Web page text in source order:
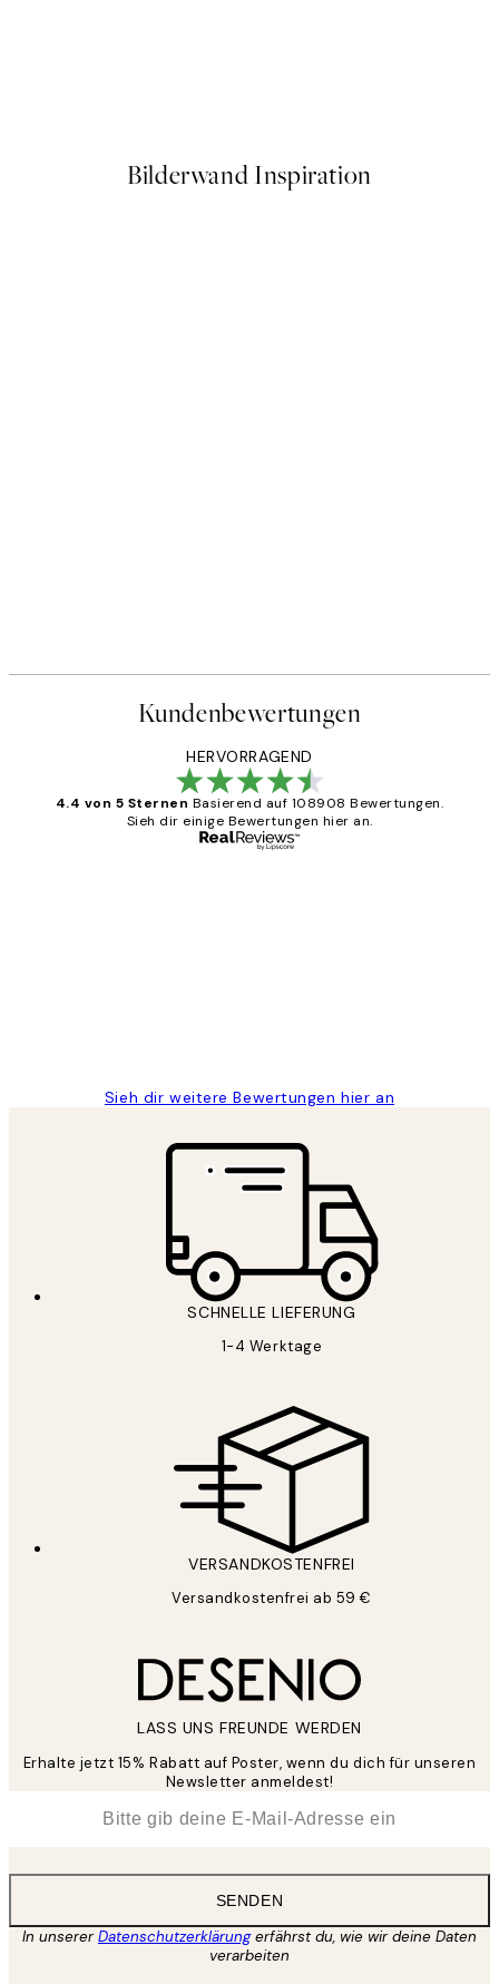
Bilderwand Inspiration
Kundenbewertungen
HERVORRAGEND
4.4 von 5 Sternen Basierend auf 108908 Bewertungen.
Sieh dir einige Bewertungen hier an.
Sieh dir weitere Bewertungen hier an
SCHNELLE LIEFERUNG
1-4 Werktage
VERSANDKOSTENFREI
Versandkostenfrei ab 59 €
LASS UNS FREUNDE WERDEN
Erhalte jetzt 15% Rabatt auf Poster, wenn du dich für unseren
Newsletter anmeldest!
SENDEN
In unsererDatenschutzerklärungerfährst du, wie wir deine Daten
verarbeiten